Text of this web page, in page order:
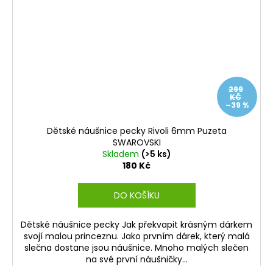
299
KČ
–39 %
Dětské náušnice pecky Rivoli 6mm Puzeta
SWAROVSKI
Skladem (>5 ks)
180 Kč
DO KOŠÍKU
Dětské náušnice pecky Jak překvapit krásným dárkem
svojí malou princeznu. Jako prvním dárek, který malá
slečna dostane jsou náušnice. Mnoho malých slečen
na své první náušničky...